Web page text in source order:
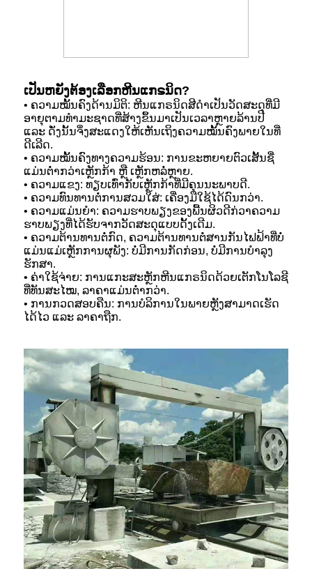
ເປັນຫຍັງຕ້ອງເລືອກຫີນແກຣນິດ?
• ຄວາມໝັ້ນຄົງດ້ານມິຕິ: ຫີນແກຣນິດສີດຳເປັນວັດສະດຸທີ່ມີ
ອາຍຸຕາມທຳມະຊາດທີ່ສ້າງຂຶ້ນມາເປັນເວລາຫຼາຍລ້ານປີ
ແລະ ດັ່ງນັ້ນຈຶ່ງສະແດງໃຫ້ເຫັນເຖິງຄວາມໝັ້ນຄົງພາຍໃນທີ່
ດີເລີດ.
• ຄວາມໝັ້ນຄົງທາງຄວາມຮ້ອນ: ການຂະຫຍາຍຕົວເສັ້ນຊື່
ແມ່ນຕໍ່າກວ່າເຫຼັກກ້າ ຫຼື ເຫຼັກຫລໍ່ຫຼາຍ.
• ຄວາມແຂງ: ທຽບເທົ່າກັບເຫຼັກກ້າທີ່ມີຄຸນນະພາບດີ.
• ຄວາມທົນທານຕໍ່ການສວມໃສ່: ເຄື່ອງມືໃຊ້ໄດ້ດົນກວ່າ.
• ຄວາມແມ່ນຍຳ: ຄວາມຮາບພຽງຂອງພື້ນຜິວດີກ່ວາຄວາມ
ຮາບພຽງທີ່ໄດ້ຮັບຈາກວັດສະດຸແບບດັ້ງເດີມ.
• ຄວາມຕ້ານທານຕໍ່ກົດ, ຄວາມຕ້ານທານຕໍ່ສານກັນໄຟຟ້າທີ່ບໍ່
ແມ່ນແມ່ເຫຼັກການຜຸພັງ: ບໍ່ມີການກັດກ່ອນ, ບໍ່ມີການບຳລຸງ
ຮັກສາ.
• ຄ່າໃຊ້ຈ່າຍ: ການແກະສະຫຼັກຫີນແກຣນິດດ້ວຍເຕັກໂນໂລຊີ
ທີ່ທັນສະໄໝ, ລາຄາແມ່ນຕໍ່າກວ່າ.
• ການກວດສອບຄືນ: ການບໍລິການໃນພາຍຫຼັງສາມາດເຮັດ
ໄດ້ໄວ ແລະ ລາຄາຖືກ.